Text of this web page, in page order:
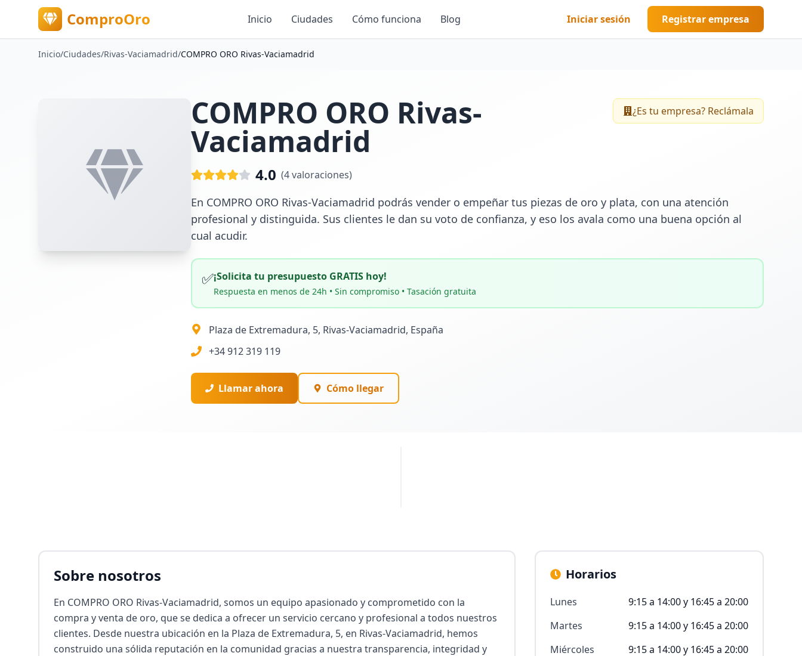
ComproOro Inicio Ciudades Cómo funciona Blog Iniciar sesión Registrar empresa
Inicio/Ciudades/Rivas-Vaciamadrid/COMPRO ORO Rivas-Vaciamadrid
COMPRO ORO Rivas-
Vaciamadrid
¿Es tu empresa? Reclámala
4.0 (4valoraciones)
En COMPRO ORO Rivas-Vaciamadrid podrás vender o empeñar tus piezas de oro y plata, con una atención
profesional y distinguida. Sus clientes le dan su voto de confianza, y eso los avala como una buena opción al
cual acudir.
✅¡Solicita tu presupuesto GRATIS hoy!
Respuesta en menos de 24h • Sin compromiso • Tasación gratuita
Plaza de Extremadura, 5, Rivas-Vaciamadrid, España
+34 912 319 119
Llamar ahora Cómo llegar
Sobre nosotros
En COMPRO ORO Rivas-Vaciamadrid, somos un equipo apasionado y comprometido con la
compra y venta de oro, que se dedica a ofrecer un servicio cercano y profesional a todos nuestros
clientes. Desde nuestra ubicación en la Plaza de Extremadura, 5, en Rivas-Vaciamadrid, hemos
construido una sólida reputación en la comunidad gracias a nuestra transparencia, integridad y
Horarios
Lunes
9:15 a 14:00 y 16:45 a 20:00
Martes
9:15 a 14:00 y 16:45 a 20:00
Miércoles
9:15 a 14:00 y 16:45 a 20:00